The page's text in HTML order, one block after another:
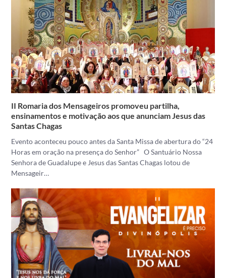
II Romaria dos Mensageiros promoveu partilha,
ensinamentos e motivação aos que anunciam Jesus das
Santas Chagas
Evento aconteceu pouco antes da Santa Missa de abertura do “24
Horas em oração na presença do Senhor” O Santuário Nossa
Senhora de Guadalupe e Jesus das Santas Chagas lotou de
Mensageir…